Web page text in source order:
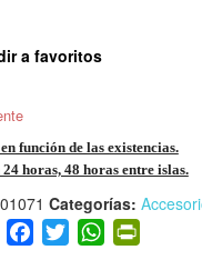
a favoritos
función de las existencias.
horas, 48 horas entre islas.
Categorías:
F
a
T
wi
W
h
Pr
in